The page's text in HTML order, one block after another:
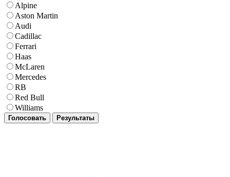
Alpine
Aston Martin
Audi
Cadillac
Ferrari
Haas
McLaren
Mercedes
RB
Red Bull
Williams
Голосовать Результаты